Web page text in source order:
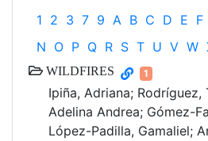
1 2 3 7 9 A B C D E F
N O P Q R S T U V W
WILDFIRES 1
Ipiña, Adriana; Rodríguez,
Adelina Andrea; Gómez-
López-Padilla, Gamaliel;